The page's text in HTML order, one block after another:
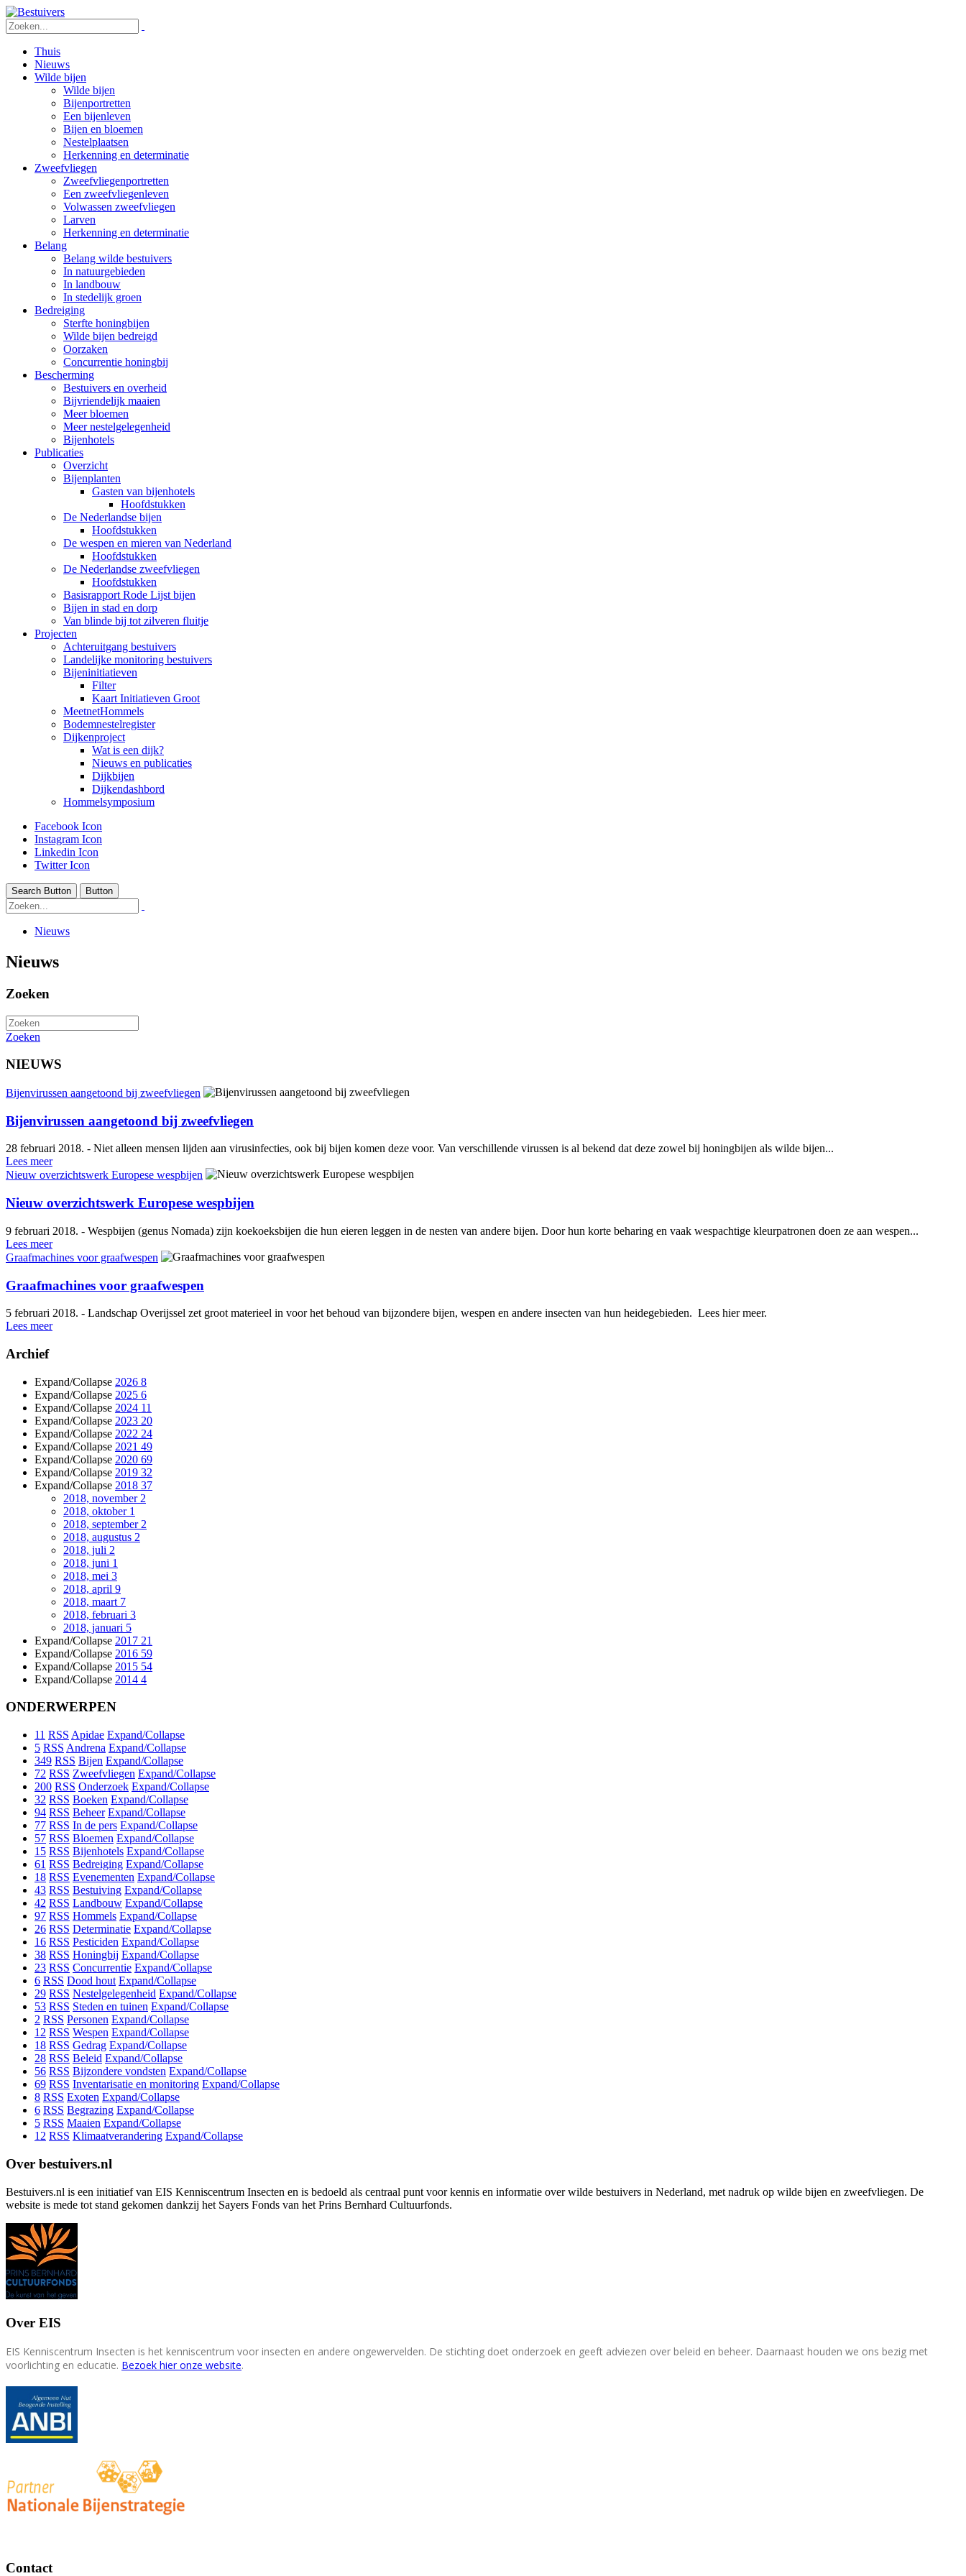
Thuis
Nieuws
Wilde bijen
Wilde bijen
Bijenportretten
Een bijenleven
Bijen en bloemen
Nestelplaatsen
Herkenning en determinatie
Zweefvliegen
Zweefvliegenportretten
Een zweefvliegenleven
Volwassen zweefvliegen
Larven
Herkenning en determinatie
Belang
Belang wilde bestuivers
In natuurgebieden
In landbouw
In stedelijk groen
Bedreiging
Sterfte honingbijen
Wilde bijen bedreigd
Oorzaken
Concurrentie honingbij
Bescherming
Bestuivers en overheid
Bijvriendelijk maaien
Meer bloemen
Meer nestelgelegenheid
Bijenhotels
Publicaties
Overzicht
Bijenplanten
Gasten van bijenhotels
Hoofdstukken
De Nederlandse bijen
Hoofdstukken
De wespen en mieren van Nederland
Hoofdstukken
De Nederlandse zweefvliegen
Hoofdstukken
Basisrapport Rode Lijst bijen
Bijen in stad en dorp
Van blinde bij tot zilveren fluitje
Projecten
Achteruitgang bestuivers
Landelijke monitoring bestuivers
Bijeninitiatieven
Filter
Kaart Initiatieven Groot
MeetnetHommels
Bodemnestelregister
Dijkenproject
Wat is een dijk?
Nieuws en publicaties
Dijkbijen
Dijkendashbord
Hommelsymposium
Facebook Icon
Instagram Icon
Linkedin Icon
Twitter Icon
Search Button Button
Nieuws
Nieuws
Zoeken
Zoeken
NIEUWS
Bijenvirussen aangetoond bij zweefvliegen
Bijenvirussen aangetoond bij zweefvliegen
28 februari 2018. - Niet alleen mensen lijden aan virusinfecties, ook bij bijen komen deze voor. Van verschillende virussen is al bekend dat deze zowel bij honingbijen als wilde bijen...
Lees meer
Nieuw overzichtswerk Europese wespbijen
Nieuw overzichtswerk Europese wespbijen
9 februari 2018. - Wespbijen (genus Nomada) zijn koekoeksbijen die hun eieren leggen in de nesten van andere bijen. Door hun korte beharing en vaak wespachtige kleurpatronen doen ze aan wespen...
Lees meer
Graafmachines voor graafwespen
Graafmachines voor graafwespen
5 februari 2018. - Landschap Overijssel zet groot materieel in voor het behoud van bijzondere bijen, wespen en andere insecten van hun heidegebieden. Lees hier meer.
Lees meer
Archief
Expand/Collapse 2026 8
Expand/Collapse 2025 6
Expand/Collapse 2024 11
Expand/Collapse 2023 20
Expand/Collapse 2022 24
Expand/Collapse 2021 49
Expand/Collapse 2020 69
Expand/Collapse 2019 32
Expand/Collapse 2018 37
2018, november 2
2018, oktober 1
2018, september 2
2018, augustus 2
2018, juli 2
2018, juni 1
2018, mei 3
2018, april 9
2018, maart 7
2018, februari 3
2018, januari 5
Expand/Collapse 2017 21
Expand/Collapse 2016 59
Expand/Collapse 2015 54
Expand/Collapse 2014 4
ONDERWERPEN
11 RSS Apidae Expand/Collapse
5 RSS Andrena Expand/Collapse
349 RSS Bijen Expand/Collapse
72 RSS Zweefvliegen Expand/Collapse
200 RSS Onderzoek Expand/Collapse
32 RSS Boeken Expand/Collapse
94 RSS Beheer Expand/Collapse
77 RSS In de pers Expand/Collapse
57 RSS Bloemen Expand/Collapse
15 RSS Bijenhotels Expand/Collapse
61 RSS Bedreiging Expand/Collapse
18 RSS Evenementen Expand/Collapse
43 RSS Bestuiving Expand/Collapse
42 RSS Landbouw Expand/Collapse
97 RSS Hommels Expand/Collapse
26 RSS Determinatie Expand/Collapse
16 RSS Pesticiden Expand/Collapse
38 RSS Honingbij Expand/Collapse
23 RSS Concurrentie Expand/Collapse
6 RSS Dood hout Expand/Collapse
29 RSS Nestelgelegenheid Expand/Collapse
53 RSS Steden en tuinen Expand/Collapse
2 RSS Personen Expand/Collapse
12 RSS Wespen Expand/Collapse
18 RSS Gedrag Expand/Collapse
28 RSS Beleid Expand/Collapse
56 RSS Bijzondere vondsten Expand/Collapse
69 RSS Inventarisatie en monitoring Expand/Collapse
8 RSS Exoten Expand/Collapse
6 RSS Begrazing Expand/Collapse
5 RSS Maaien Expand/Collapse
12 RSS Klimaatverandering Expand/Collapse
Over bestuivers.nl
Bestuivers.nl is een initiatief van EIS Kenniscentrum Insecten en is bedoeld als centraal punt voor kennis en informatie over wilde bestuivers in Nederland, met nadruk op wilde bijen en zweefvliegen. De
website is mede tot stand gekomen dankzij het Sayers Fonds van het Prins Bernhard Cultuurfonds.
Over EIS
EIS Kenniscentrum Insecten is het kenniscentrum voor insecten en andere ongewervelden. De stichting doet onderzoek en geeft adviezen over beleid en beheer. Daarnaast houden we ons bezig met
voorlichting en educatie. Bezoek hier onze website.
Contact